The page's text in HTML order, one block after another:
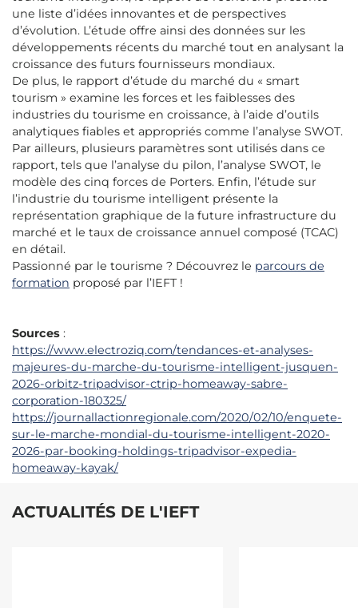
une liste d’idées innovantes et de perspectives
d’évolution. L’étude offre ainsi des données sur les
développements récents du marché tout en analysant la
croissance des futurs fournisseurs mondiaux.
De plus, le rapport d’étude du marché du « smart
tourism » examine les forces et les faiblesses des
industries du tourisme en croissance, à l’aide d’outils
analytiques fiables et appropriés comme l’analyse SWOT.
Par ailleurs, plusieurs paramètres sont utilisés dans ce
rapport, tels que l’analyse du pilon, l’analyse SWOT, le
modèle des cinq forces de Porters. Enfin, l’étude sur
l’industrie du tourisme intelligent présente la
représentation graphique de la future infrastructure du
marché et le taux de croissance annuel composé (TCAC)
en détail.
Passionné par le tourisme ? Découvrez le parcours de
formation proposé par l’IEFT !
Sources :
https://www.electroziq.com/tendances-et-analyses-
majeures-du-marche-du-tourisme-intelligent-jusquen-
2026-orbitz-tripadvisor-ctrip-homeaway-sabre-
corporation-180325/
https://journallactionregionale.com/2020/02/10/enquete-
sur-le-marche-mondial-du-tourisme-intelligent-2020-
2026-par-booking-holdings-tripadvisor-expedia-
homeaway-kayak/
ACTUALITÉS DE L'IEFT